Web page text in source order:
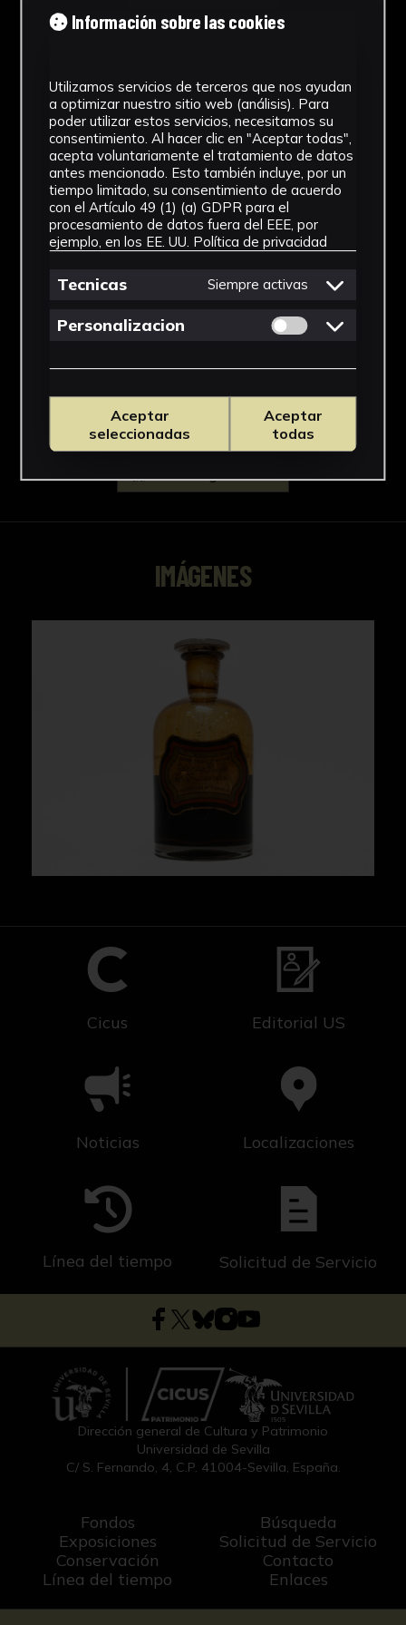
Tipología
Cronología
SF
Materiales
Vidrio
Ubicación
Facultad de Farmacia
Ver más
Descargar Ficha
IMÁGENES
Cicus Editorial US
Noticias Localizaciones
Línea del tiempo Solicitud de Servicio
Dirección general de Cultura y Patrimonio
Universidad de Sevilla
C/ S. Fernando, 4, C.P. 41004-Sevilla, España.
Fondos
Exposiciones
Conservación
Línea del tiempo
Búsqueda
Solicitud de Servicio
Contacto
Enlaces
Información sobre las cookies
Utilizamos servicios de terceros que nos ayudan
a optimizar nuestro sitio web (análisis). Para
poder utilizar estos servicios, necesitamos su
consentimiento. Al hacer clic en "Aceptar todas",
acepta voluntariamente el tratamiento de datos
antes mencionado. Esto también incluye, por un
tiempo limitado, su consentimiento de acuerdo
con el Artículo 49 (1) (a) GDPR para el
procesamiento de datos fuera del EEE, por
ejemplo, en los EE. UU. Política de privacidad
Tecnicas Siempre activas
Personalizacion Permitir cookies
Aceptar
seleccionadas
Aceptar
todas